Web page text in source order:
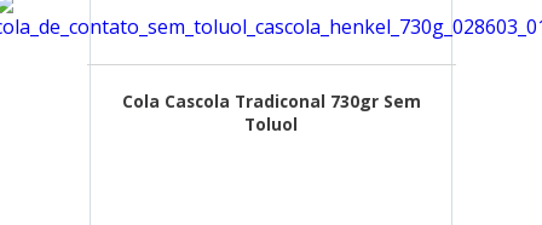
Cola Cascola Tradiconal 730gr Sem
Toluol